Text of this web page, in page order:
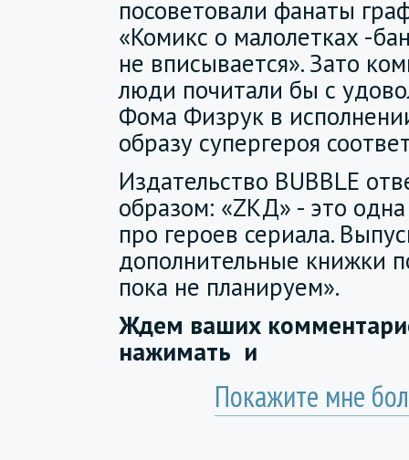
посоветовали фанаты
«Комикс о малолетках -
не вписывается». Зато
люди почитали бы с
Фома Физрук в
образу супергероя
Издательство BUBBLE
образом: «ZКД» - это
про героев сериала.
дополнительные книжки
пока не планируем».
Ждем ваших
нажимать и
Покажите мне